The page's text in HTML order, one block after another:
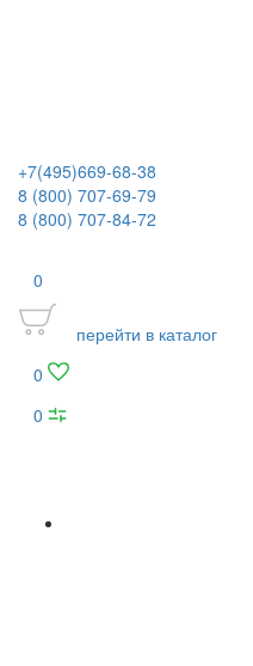
+7(495)669-68-38
8 (800) 707-69-79
8 (800) 707-84-72
0
перейти в каталог
0
0